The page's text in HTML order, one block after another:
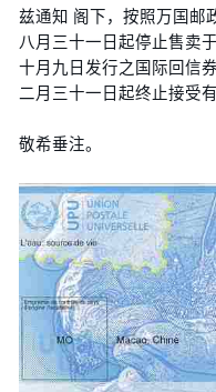
兹通知 阁下，按照万国邮
八月三十一日起停止售卖
十月九日发行之国际回信
二月三十一日起终止接受
敬希垂注。